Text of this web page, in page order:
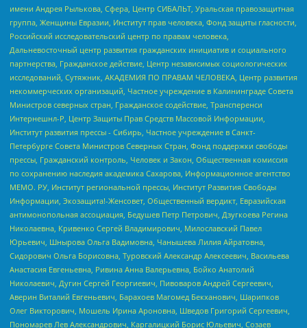
имени Андрея Рылькова, Сфера, Центр СИБАЛЬТ, Уральская правозащитная
группа, Женщины Евразии, Институт прав человека, Фонд защиты гласности,
Российский исследовательский центр по правам человека,
Дальневосточный центр развития гражданских инициатив и социального
партнерства, Гражданское действие, Центр независимых социологических
исследований, Сутяжник, АКАДЕМИЯ ПО ПРАВАМ ЧЕЛОВЕКА, Центр развития
некоммерческих организаций, Частное учреждение в Калининграде Совета
Министров северных стран, Гражданское содействие, Трансперенси
Интернешнл-Р, Центр Защиты Прав Средств Массовой Информации,
Институт развития прессы - Сибирь, Частное учреждение в Санкт-
Петербурге Совета Министров Северных Стран, Фонд поддержки свободы
прессы, Гражданский контроль, Человек и Закон, Общественная комиссия
по сохранению наследия академика Сахарова, Информационное агентство
МЕМО. РУ, Институт региональной прессы, Институт Развития Свободы
Информации, Экозащита!-Женсовет, Общественный вердикт, Евразийская
антимонопольная ассоциация, Бедушев Петр Петрович, Дзугкоева Регина
Николаевна, Кривенко Сергей Владимирович, Милославский Павел
Юрьевич, Шнырова Ольга Вадимовна, Чанышева Лилия Айратовна,
Сидорович Ольга Борисовна, Туровский Александр Алексеевич, Васильева
Анастасия Евгеньевна, Ривина Анна Валерьевна, Бойко Анатолий
Николаевич, Дугин Сергей Георгиевич, Пивоваров Андрей Сергеевич,
Аверин Виталий Евгеньевич, Барахоев Магомед Бекханович, Шарипков
Олег Викторович, Мошель Ирина Ароновна, Шведов Григорий Сергеевич,
Пономарев Лев Александрович, Каргалицкий Борис Юльевич, Созаев